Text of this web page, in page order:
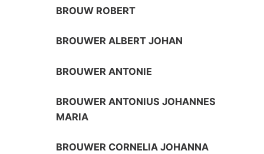
BROUW ROBERT
BROUWER ALBERT JOHAN
BROUWER ANTONIE
BROUWER ANTONIUS JOHANNES
MARIA
BROUWER CORNELIA JOHANNA